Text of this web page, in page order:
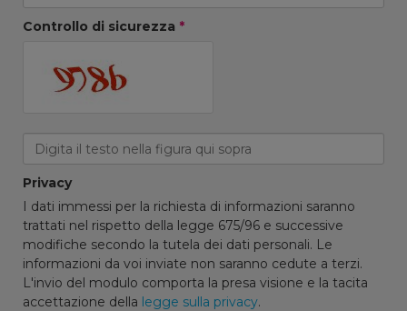
Controllo di sicurezza *
Privacy
I dati immessi per la richiesta di informazioni saranno
trattati nel rispetto della legge 675/96 e successive
modifiche secondo la tutela dei dati personali. Le
informazioni da voi inviate non saranno cedute a terzi.
L'invio del modulo comporta la presa visione e la tacita
accettazione della legge sulla privacy.